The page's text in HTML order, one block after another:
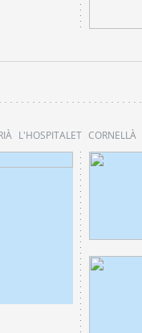
L'HOSPITALET CORNELLÀ